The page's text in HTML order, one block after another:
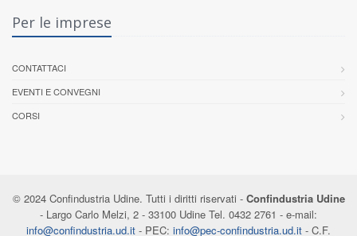
Per le imprese
CONTATTACI
EVENTI E CONVEGNI
CORSI
© 2024 Confindustria Udine. Tutti i diritti riservati - Confindustria Udine
- Largo Carlo Melzi, 2 - 33100 Udine Tel. 0432 2761 - e-mail:
info@confindustria.ud.it - PEC: info@pec-confindustria.ud.it - C.F.